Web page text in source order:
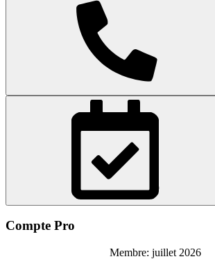
Compte Pro
Membre: juillet 2026